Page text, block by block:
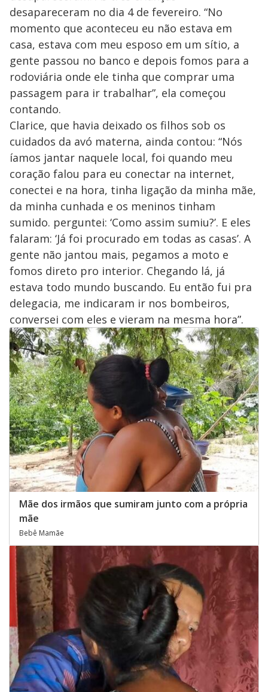
desapareceram no dia 4 de fevereiro. “No
momento que aconteceu eu não estava em
casa, estava com meu esposo em um sítio, a
gente passou no banco e depois fomos para a
rodoviária onde ele tinha que comprar uma
passagem para ir trabalhar”, ela começou
contando.
Clarice, que havia deixado os filhos sob os
cuidados da avó materna, ainda contou: “Nós
íamos jantar naquele local, foi quando meu
coração falou para eu conectar na internet,
conectei e na hora, tinha ligação da minha mãe,
da minha cunhada e os meninos tinham
sumido. perguntei: ‘Como assim sumiu?’. E eles
falaram: ‘Já foi procurado em todas as casas’. A
gente não jantou mais, pegamos a moto e
fomos direto pro interior. Chegando lá, já
estava todo mundo buscando. Eu então fui pra
delegacia, me indicaram ir nos bombeiros,
conversei com eles e vieram na mesma hora”.
Mãe dos irmãos que sumiram junto com a própria
mãe
Bebê Mamãe